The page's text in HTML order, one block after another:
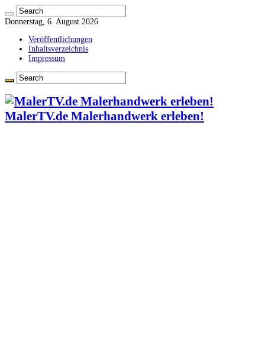
Donnerstag, 6. August 2026
Veröffentlichungen
Inhaltsverzeichnis
Impressum
MalerTV.de Malerhandwerk erleben!